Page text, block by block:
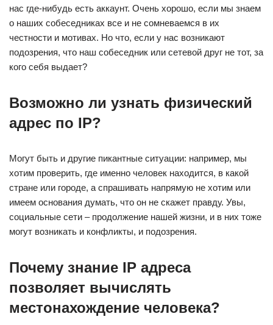
нас где-нибудь есть аккаунт. Очень хорошо, если мы знаем
о наших собеседниках все и не сомневаемся в их
честности и мотивах. Но что, если у нас возникают
подозрения, что наш собеседник или сетевой друг не тот, за
кого себя выдает?
Возможно ли узнать физический
адрес по IP?
Могут быть и другие пикантные ситуации: например, мы
хотим проверить, где именно человек находится, в какой
стране или городе, а спрашивать напрямую не хотим или
имеем основания думать, что он не скажет правду. Увы,
социальные сети – продолжение нашей жизни, и в них тоже
могут возникать и конфликты, и подозрения.
Почему знание IP адреса
позволяет вычислять
местонахождение человека?